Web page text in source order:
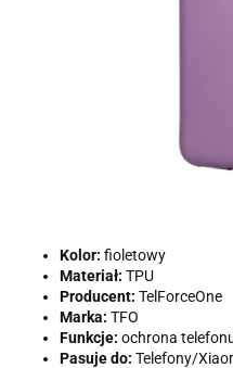
Kolor: fioletowy
Materiał: TPU
Producent: TelForceOne
Marka: TFO
Funkcje: ochrona
Pasuje do: Telefony/